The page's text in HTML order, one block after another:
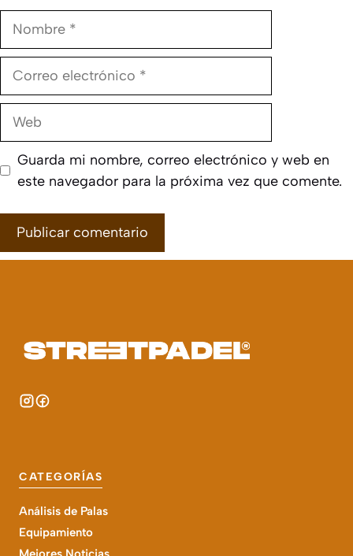
Nombre
Correo
Web
Guarda mi nombre, correo electrónico y web en
este navegador para la próxima vez que comente.
CATEGORÍAS
Análisis de Palas
Equipamiento